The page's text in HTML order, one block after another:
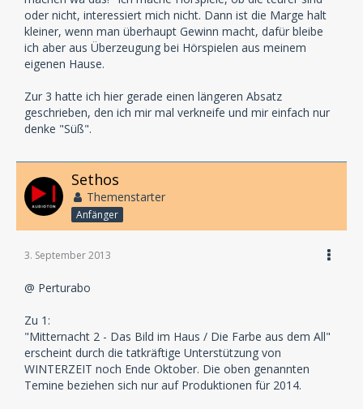
Hauptstandbein sind und bleiben inszenierte
Lesungen.
Drittens: Diese Mentalität: Keine Rücksicht auf andere
Als ich mit meinen Problemen rausgerückt bin, waren
es bis auf eine Ausnahme (Winterzeit), die Endkunden
die mir ihre Unterstützung angeboten haben und mir
anderen "Klein Label". Inzwischen geht es wieder
aufwärts, und ich glaube kaum, daß meine
Vorgehensweise in ihrgend einer Art Einfluss auf den
Absätze oder Ruf eines anderen hat. Viel eher habe
ich den Eindruck, daß der Ruf der Klein-Label (wenn
den größten Teil Deiner Zeit damit zu verbringen
herzuziehen. Was sagt das über Dich oder Dein Label
mfg
oder nicht, interessiert mich nicht. Dann ist die Marge halt
kleiner, wenn man überhaupt Gewinn macht, dafür bleibe
ich aber aus Überzeugung bei Hörspielen aus meinem
eigenen Hause.
Zur 3 hatte ich hier gerade einen längeren Absatz
geschrieben, den ich mir mal verkneife und mir einfach nur
denke "Süß".
Sethos
Themenstarter
Anfänger
3. September 2013
@ Perturabo
Zu 1:
"Mitternacht 2 - Das Bild im Haus / Die Farbe aus dem All"
erscheint durch die tatkräftige Unterstützung von
WINTERZEIT noch Ende Oktober. Die oben genannten
Temine beziehen sich nur auf Produktionen für 2014.